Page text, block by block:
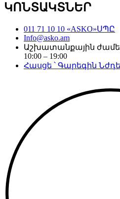
ԿՈՆՏԱԿՏՆԵՐ
011 71 10 10 «ASKO»ՍՊԸ
Info@asko.am
Աշխատանքային
10:00 – 19:00
Հասցե ՝ Գարեգին